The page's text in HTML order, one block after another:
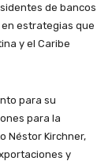
de bancos
estrategias que
y el Caribe
para su
para la
Néstor Kirchner,
y